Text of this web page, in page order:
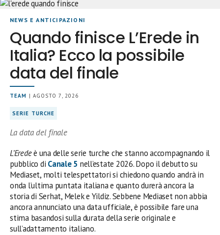
NEWS E ANTICIPAZIONI
Quando finisce L’Erede in
Italia? Ecco la possibile
data del finale
TEAM | AGOSTO 7, 2026
SERIE TURCHE
La data del finale
L’Eredeè una delle serie turche che stanno accompagnando il
pubblico di Canale 5 nell’estate 2026. Dopo il debutto su
Mediaset, molti telespettatori si chiedono quando andrà in
onda l’ultima puntata italiana e quanto durerà ancora la
storia di Serhat, Melek e Yildiz. Sebbene Mediaset non abbia
ancora annunciato una data ufficiale, è possibile fare una
stima basandosi sulla durata della serie originale e
sull’adattamento italiano.